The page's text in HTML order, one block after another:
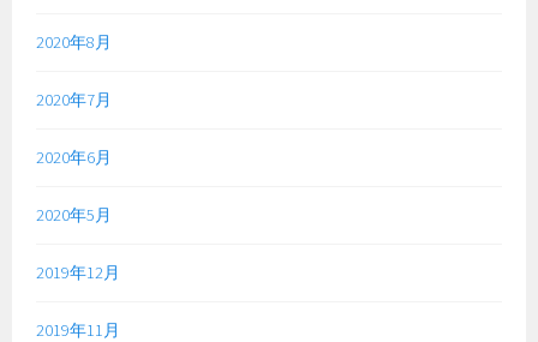
2020年8月
2020年7月
2020年6月
2020年5月
2019年12月
2019年11月